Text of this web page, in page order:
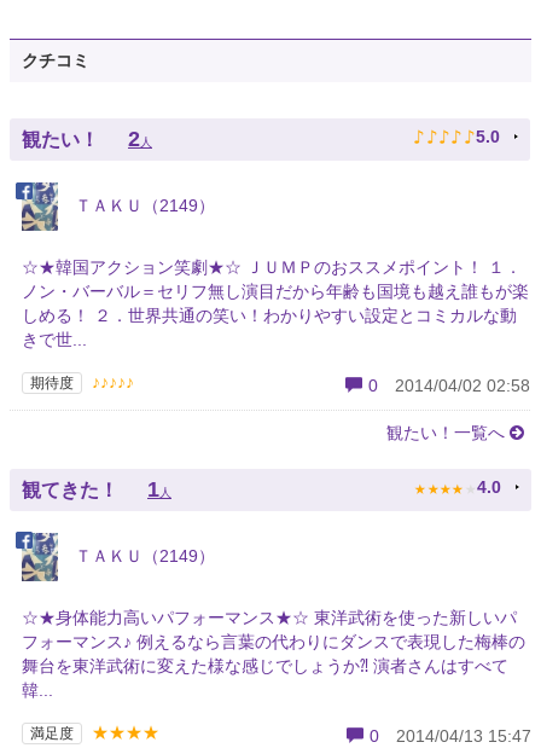
クチコミ
観たい！ 2人 ♪ ♪ ♪ ♪ ♪ 5.0
ＴＡＫＵ（2149）
☆★韓国アクション笑劇★☆ ＪＵＭＰのおススメポイント！ １．
ノン・バーバル＝セリフ無し演目だから年齢も国境も越え誰もが楽
しめる！ ２．世界共通の笑い！わかりやすい設定とコミカルな動
きで世...
期待度 ♪♪♪♪♪ 0 2014/04/02 02:58
観たい！一覧へ
観てきた！ 1 人 ★ ★ ★ ★ ★ 4.0
ＴＡＫＵ（2149）
☆★身体能力高いパフォーマンス★☆ 東洋武術を使った新しいパ
フォーマンス♪ 例えるなら言葉の代わりにダンスで表現した梅棒の
舞台を東洋武術に変えた様な感じでしょうか⁈ 演者さんはすべて
韓...
満足度 ★★★★ 0 2014/04/13 15:47